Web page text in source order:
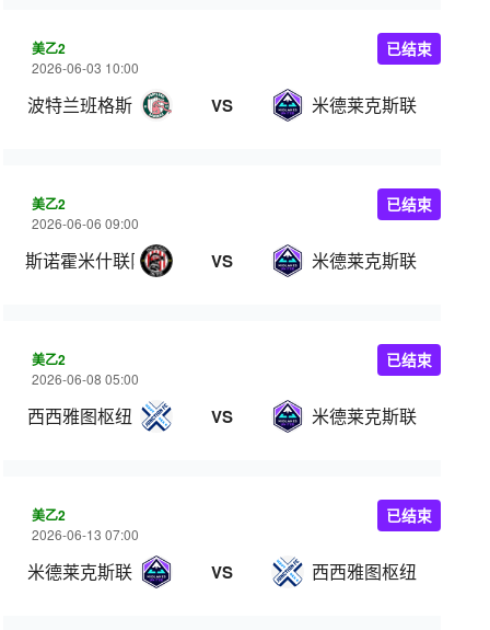
美乙2
2026-06-03 10:00
波特兰班格斯 VS 米德莱克斯联
已结束
美乙2
2026-06-06 09:00
斯诺霍米什联队 VS 米德莱克斯联
已结束
美乙2
2026-06-08 05:00
西西雅图枢纽 VS 米德莱克斯联
已结束
美乙2
2026-06-13 07:00
米德莱克斯联 VS 西西雅图枢纽
已结束